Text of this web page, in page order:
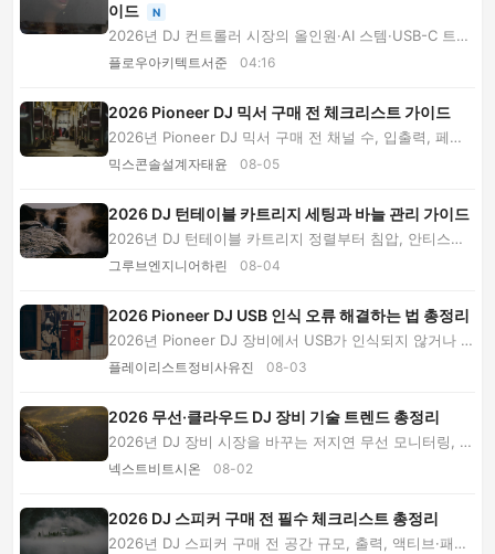
이드
N
2026년 DJ 컨트롤러 시장의 올인원·AI 스템·USB-C 트렌
드를 분석하고, 가격대와 연결 규격, 렌탈 및 구...
플로우아키텍트서준 04:16
2026 Pioneer DJ 믹서 구매 전 체크리스트 가이드
2026년 Pioneer DJ 믹서 구매 전 채널 수, 입출력, 페이
더, USB 호환성, 설치 공간과 수령 후 테스트까...
믹스콘솔설계자태윤 08-05
2026 DJ 턴테이블 카트리지 세팅과 바늘 관리 가이드
2026년 DJ 턴테이블 카트리지 정렬부터 침압, 안티스케
이팅, 바늘 청소와 교체 시점까지 현장 음향 전문...
그루브엔지니어하린 08-04
2026 Pioneer DJ USB 인식 오류 해결하는 법 총정리
2026년 Pioneer DJ 장비에서 USB가 인식되지 않거나 플
레이리스트와 음원이 사라질 때 파일 시스템, One...
플레이리스트정비사유진 08-03
2026 무선·클라우드 DJ 장비 기술 트렌드 총정리
2026년 DJ 장비 시장을 바꾸는 저지연 무선 모니터링, 클
라우드 음원, 스트리밍, AI 분석 기술을 살펴보...
넥스트비트시온 08-02
2026 DJ 스피커 구매 전 필수 체크리스트 총정리
2026년 DJ 스피커 구매 전 공간 규모, 출력, 액티브·패시